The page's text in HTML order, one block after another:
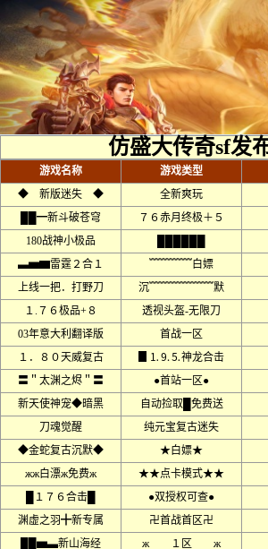
仿盛大传奇sf发
游戏名称 游戏类型
◆ 新版迷失 ◆
全新爽玩
██━新斗破苍穹
７６赤月终极＋５
180战神小极品
▃▅▆雷霆２合１
﹌﹌﹌﹌白嫖
上线一把．打野刀
沉﹌﹌﹌﹌﹌﹌默
１.７６极品+８
透视头盔-无限刀
03年意大利翻译版
首战一区
１．８０天威复古
▊⒈⒐⒌神龙合击
〓＂太渊之烬＂〓
●首站一区●
新天使神宠◆暗黑
自动捡取█免费送
刀魂觉醒
纯元宝复古迷失
◆金蛇复古沉默◆
★白嫖★
жж白漂ж免费ж
★★点卡模式★★
█１７６合击█
●双授权可查●
渊虚之羽╋新专属
卍首战首区卍
██▅▃新山海经
ж １区 ж